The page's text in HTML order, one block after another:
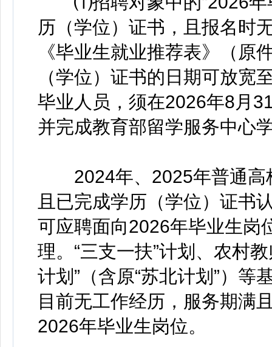
历（学位）证书，且报名时
《毕业生就业推荐表》（原
（学位）证书的日期可放宽
毕业人员，须在2026年8月
并完成教育部留学服务中心
2024年、2025年普通高
且已完成学历（学位）证书
可应聘面向2026年毕业生岗
理。“三支一扶”计划、农村
计划”（含原“苏北计划”）
目前无工作经历，服务期满
2026年毕业生岗位。